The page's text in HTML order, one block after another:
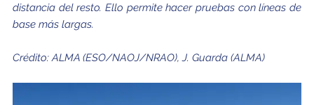
distancia del resto. Ello permite hacer pruebas con líneas de
base más largas.
Crédito: ALMA (ESO/NAOJ/NRAO), J. Guarda (ALMA)